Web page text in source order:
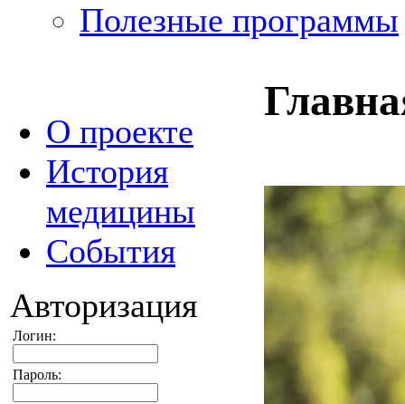
Полезные программы
О проекте
История
медицины
События
Авторизация
Логин:
Пароль: